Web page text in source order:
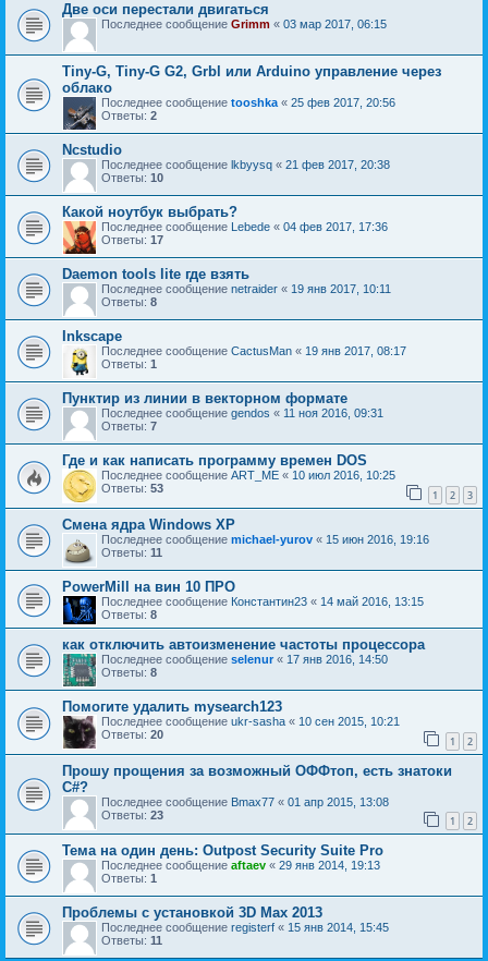
Две оси перестали двигаться
Последнее сообщение Grimm « 03 мар 2017, 06:15
Tiny-G, Tiny-G G2, Grbl или Arduino управление через
облако
Последнее сообщение tooshka« 25 фев 2017, 20:56
Ответы: 2
Ncstudio
Последнее сообщение lkbyysq « 21 фев 2017, 20:38
Ответы: 10
Какой ноутбук выбрать?
Последнее сообщение Lebede « 04 фев 2017, 17:36
Ответы: 17
Daemon tools lite где взять
Последнее сообщение netraider « 19 янв 2017, 10:11
Ответы: 8
Inkscape
Последнее сообщение CactusMan « 19 янв 2017, 08:17
Ответы: 1
Пунктир из линии в векторном формате
Последнее сообщение gendos « 11 ноя 2016, 09:31
Ответы: 7
Где и как написать программу времен DOS
Последнее сообщение ART_ME « 10 июл 2016, 10:25
Ответы: 53 1 2 3
Смена ядра Windows XP
Последнее сообщение michael-yurov « 15 июн 2016, 19:16
Ответы: 11
PowerMill на вин 10 ПРО
Последнее сообщение Константин23 « 14 май 2016, 13:15
Ответы: 8
как отключить автоизменение частоты процессора
Последнее сообщение selenur « 17 янв 2016, 14:50
Ответы: 8
Помогите удалить mysearch123
Последнее сообщение ukr-sasha « 10 сен 2015, 10:21
Ответы: 20 1 2
Прошу прощения за возможный ОФФтоп, есть знатоки
C#?
Последнее сообщение Bmax77 « 01 апр 2015, 13:08
Ответы: 23 1 2
Тема на один день: Outpost Security Suite Pro
Последнее сообщение aftaev « 29 янв 2014, 19:13
Ответы: 1
Проблемы с установкой 3D Max 2013
Последнее сообщение registerf « 15 янв 2014, 15:45
Ответы: 11